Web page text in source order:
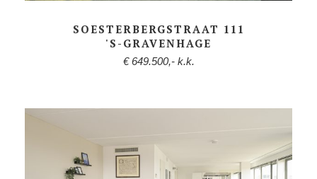
SOESTERBERGSTRAAT 111
'S-GRAVENHAGE
€ 649.500,- k.k.